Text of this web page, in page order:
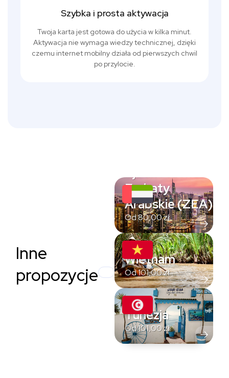
Szybka i prosta aktywacja
Twoja karta jest gotowa do użycia w kilka minut.
Aktywacja nie wymaga wiedzy technicznej, dzięki
czemu internet mobilny działa od pierwszych chwil
po przylocie.
Inne
propozycje
Emiraty
Arabskie (ZEA)
Od80,00zł
Wietnam
Od101,00zł
Tunezja
Od101,00zł